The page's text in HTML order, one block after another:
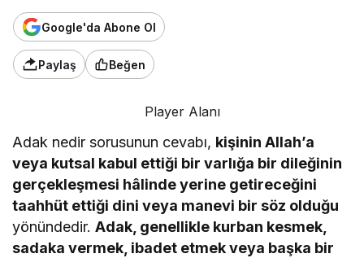
Google'da Abone Ol
Paylaş Beğen
Player Alanı
Adak nedir sorusunun cevabı, kişinin Allah’a
veya kutsal kabul ettiği bir varlığa bir dileğinin
gerçekleşmesi hâlinde yerine getireceğini
taahhüt ettiği dini veya manevi bir söz olduğu
yönündedir.Adak, genellikle kurban kesmek,
sadaka vermek, ibadet etmek veya başka bir